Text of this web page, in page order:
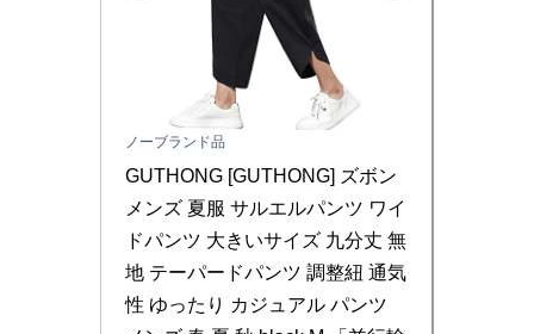
ノーブランド品
GUTHONG [GUTHONG] ズボン
メンズ 夏服 サルエルパンツ ワイ
ドパンツ 大きいサイズ 九分丈 無
地 テーパードパンツ 調整紐 通気
性 ゆったり カジュアル パンツ